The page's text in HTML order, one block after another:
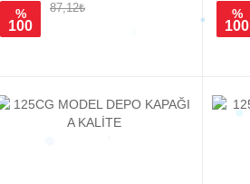
%
100
87,12₺ %
100